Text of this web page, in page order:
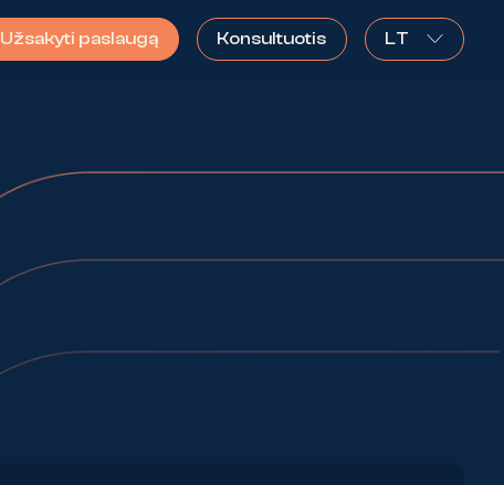
Užsakyti paslaugą Konsultuotis LT